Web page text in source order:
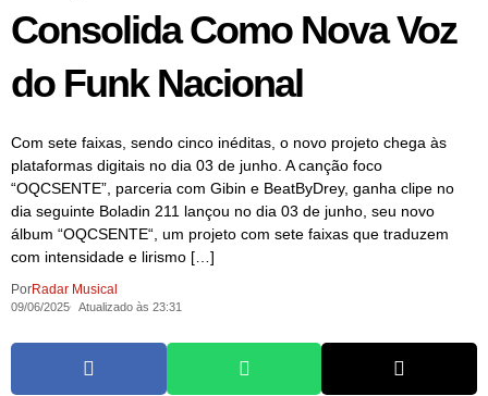
Consolida Como Nova Voz
do Funk Nacional
Com sete faixas, sendo cinco inéditas, o novo projeto chega às
plataformas digitais no dia 03 de junho. A canção foco
“OQCSENTE”, parceria com Gibin e BeatByDrey, ganha clipe no
dia seguinte Boladin 211 lançou no dia 03 de junho, seu novo
álbum “OQCSENTE“, um projeto com sete faixas que traduzem
com intensidade e lirismo […]
PorRadar Musical
09/06/2025 Atualizado às 23:31